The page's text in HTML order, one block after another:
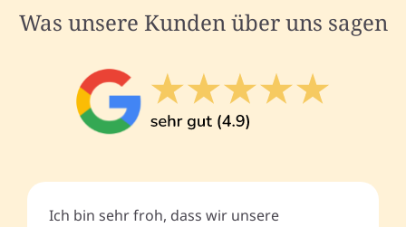
Was unsere Kunden über uns sagen
Ich bin sehr froh, dass wir unsere